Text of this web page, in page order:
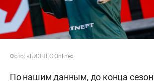
Фото: «БИЗНЕС Online»
По нашим данным, до конца